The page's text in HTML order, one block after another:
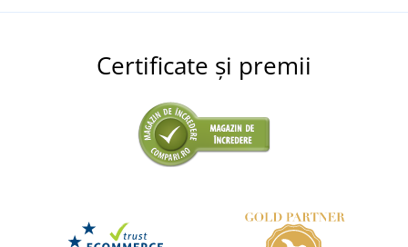
Certificate și premii